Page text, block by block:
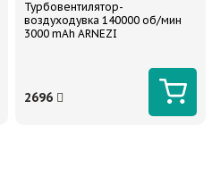
Турбовентилятор-
воздуходувка 140000 об/мин
3000 mAh ARNEZI
2696